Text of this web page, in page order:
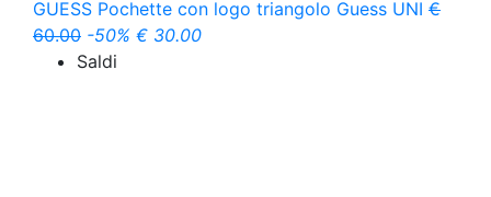
GUESS Pochette con logo triangolo Guess UNI €
60.00 -50% € 30.00
Saldi